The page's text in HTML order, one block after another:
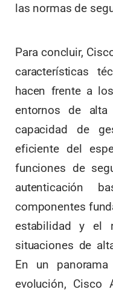
las normas de
Para concluir,
características
hacen frente a
entornos de alta
capacidad de
eficiente del
funciones de
autenticación
componentes
estabilidad y el
situaciones de
En un
evolución, Cisco